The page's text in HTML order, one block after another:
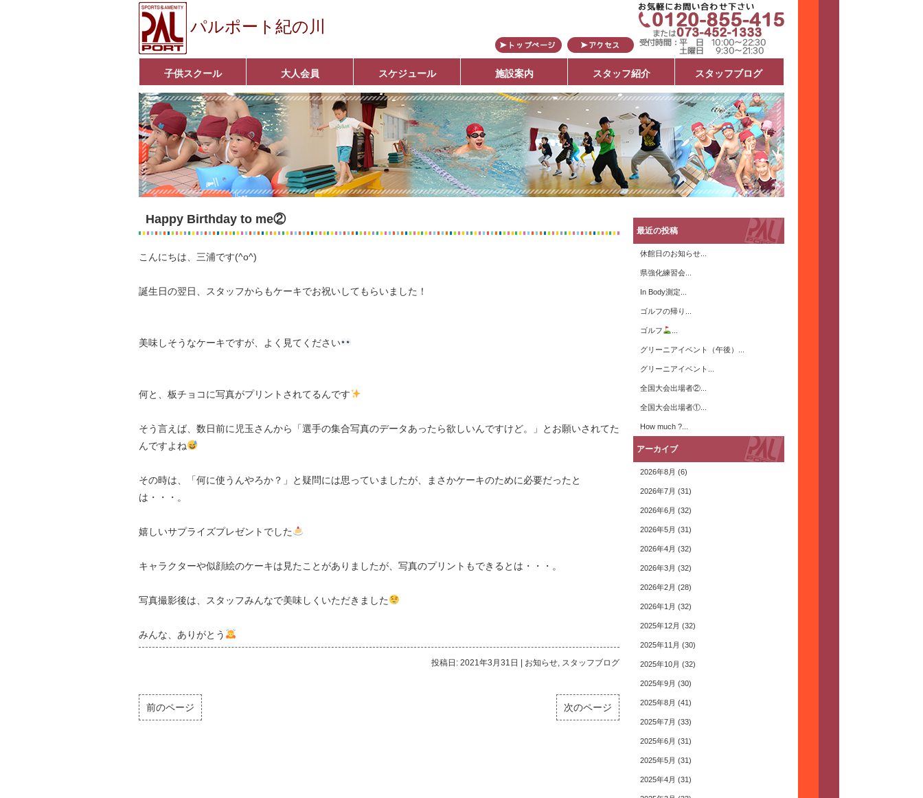
パルポート紀の川
子供スクール
ベビーコース
幼児コース
小学生コース
育成コース
選手コース
キッズパーク(体操教室)
子どもダンス教室
■入会案内■
大人会員
アクア悠々クラブ
いきいきコース
■入会案内■
スケジュール 施設案内 スタッフ紹介 スタッフブログ
Happy Birthday to me②
こんにちは、三浦です(^o^)
誕生日の翌日、スタッフからもケーキでお祝いしてもらいました！
美味しそうなケーキですが、よく見てください
何と、板チョコに写真がプリントされてるんです
そう言えば、数日前に児玉さんから「選手の集合写真のデータあったら欲しいんですけど。」とお願いされてた
んですよね
その時は、「何に使うんやろか？」と疑問には思っていましたが、まさかケーキのために必要だったと
は・・・。
嬉しいサプライズプレゼントでした
キャラクターや似顔絵のケーキは見たことがありましたが、写真のプリントもできるとは・・・。
写真撮影後は、スタッフみんなで美味しくいただきました
みんな、ありがとう
投稿日: 2021年3月31日 お知らせ, スタッフブログ
前のページ 次のページ
最近の投稿
休館日のお知らせ...
県強化練習会...
In Body測定...
ゴルフの帰り...
ゴルフ
グリーニアイベント（午後）...
グリーニアイベント...
全国大会出場者②...
全国大会出場者①...
How much ?...
アーカイブ
2026年8月 (6)
2026年7月 (31)
2026年6月 (32)
2026年5月 (31)
2026年4月 (32)
2026年3月 (32)
2026年2月 (28)
2026年1月 (32)
2025年12月 (32)
2025年11月 (30)
2025年10月 (32)
2025年9月 (30)
2025年8月 (41)
2025年7月 (33)
2025年6月 (31)
2025年5月 (31)
2025年4月 (31)